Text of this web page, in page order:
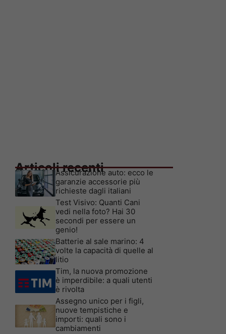
Articoli recenti
Assicurazione auto: ecco le
garanzie accessorie più
richieste dagli italiani
Test Visivo: Quanti Cani
vedi nella foto? Hai 30
secondi per essere un
genio!
Batterie al sale marino: 4
volte la capacità di quelle al
litio
Tim, la nuova promozione
è imperdibile: a quali utenti
è rivolta
Assegno unico per i figli,
nuove tempistiche e
importi: quali sono i
cambiamenti